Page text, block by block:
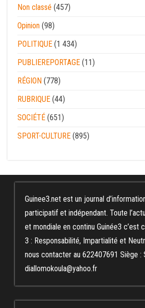
Non classé (457)
Opinion (98)
POLITIQUE (1 434)
PUBLIEREPORTAGE (11)
RÉGION (778)
RUBRIQUE (44)
SOCIÉTÉ (651)
SPORT-CULTURE (895)
Guinee3.net est un journal
participatif et indépendant. Toute
et mondiale en continu Guinée3 c’est
3 : Responsabilité, Impartialité et
nous contacter au 622407691 Siège :
diallomokoula@yahoo.fr